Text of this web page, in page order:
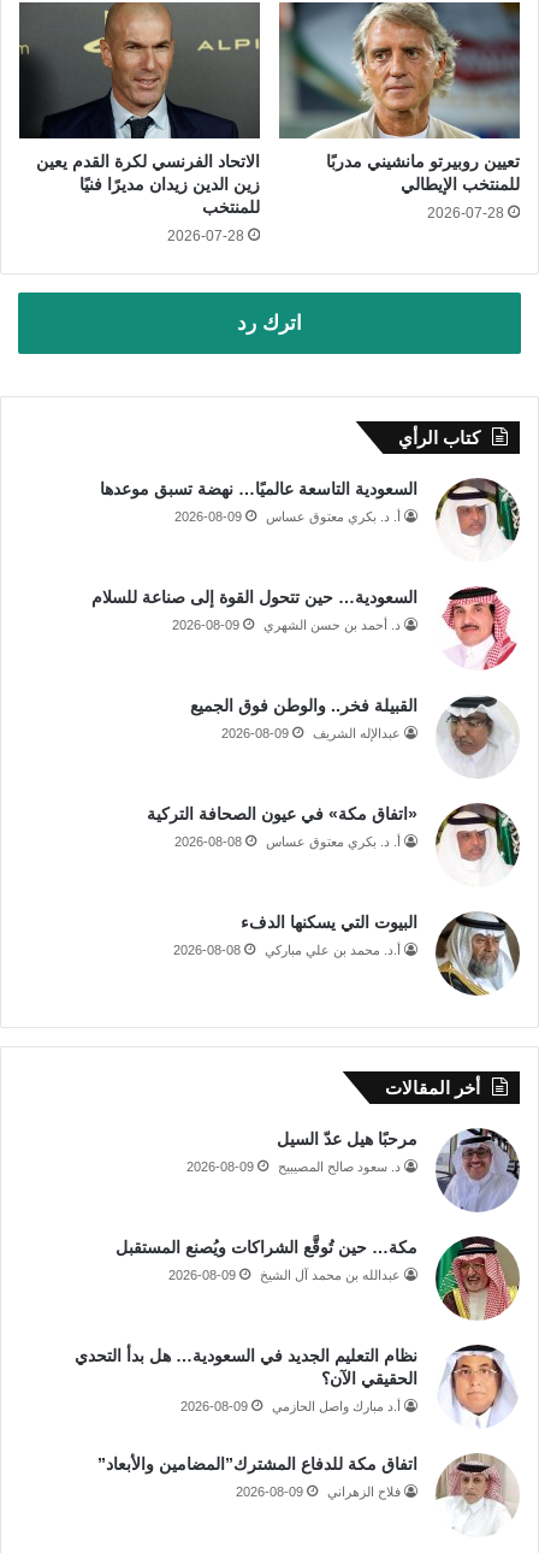
تعيين روبيرتو مانشيني مدربًا
للمنتخب الإيطالي
2026-07-28
الاتحاد الفرنسي لكرة القدم يعين
زين الدين زيدان مديرًا فنيًا
للمنتخب
2026-07-28
اترك رد
كتاب الرأي
السعودية التاسعة عالميًا… نهضة تسبق موعدها
أ. د. بكري معتوق عساس 2026-08-09
السعودية… حين تتحول القوة إلى صناعة للسلام
د. أحمد بن حسن الشهري 2026-08-09
القبيلة فخر.. والوطن فوق الجميع
عبدالإله الشريف 2026-08-09
«اتفاق مكة» في عيون الصحافة التركية
أ. د. بكري معتوق عساس 2026-08-08
البيوت التي يسكنها الدفء
أ.د. محمد بن علي مباركي 2026-08-08
أخر المقالات
مرحبًا هيل عدّ السيل
د. سعود صالح المصيبيح 2026-08-09
مكة… حين تُوقَّع الشراكات ويُصنع المستقبل
عبدالله بن محمد آل الشيخ 2026-08-09
نظام التعليم الجديد في السعودية… هل بدأ التحدي
الحقيقي الآن؟
أ.د مبارك واصل الحازمي 2026-08-09
اتفاق مكة للدفاع المشترك”المضامين والأبعاد”
فلاح الزهراني 2026-08-09